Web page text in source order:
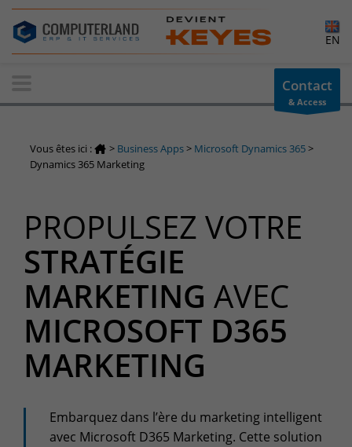
Contact-us
Information request
contact us
Customer area
Access to the information area reserved for customers:
Services Center
Support for incidents & service requests
+32(0)800/12.712 (Fr)
+32(0)800/12.812 (Nl)
Customer services
Delivery
EN
Contact
& Access
Vous êtes ici : > Business Apps> Microsoft Dynamics 365>
Dynamics 365 Marketing
PROPULSEZ VOTRE
STRATÉGIE
MARKETING AVEC
MICROSOFT D365
MARKETING
Embarquez dans l’ère du marketing intelligent
avec Microsoft D365 Marketing. Cette solution